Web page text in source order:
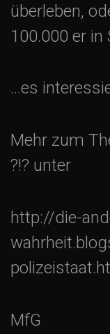
überleben,
100.000 er
…es
Mehr zum
?!? unter
http://die-
MfG